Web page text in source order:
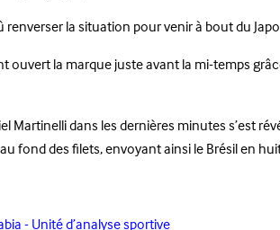
renverser la situation pour venir à bout du
ouvert la marque juste avant la mi-temps
Martinelli dans les dernières minutes s’est
fond des filets, envoyant ainsi le Brésil en